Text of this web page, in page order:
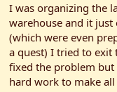
t
e
r
I was organizing the
warehouse and it
(which were even
a quest) I tried to exit
fixed the problem but
hard work to make all